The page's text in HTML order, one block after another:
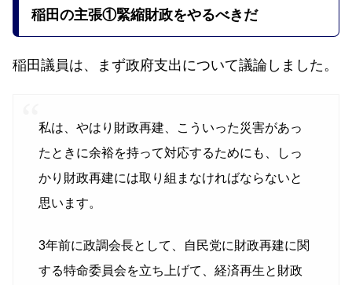
稲田の主張①緊縮財政をやるべきだ
稲田議員は、まず政府支出について議論しました。
私は、やはり財政再建、こういった災害があっ
たときに余裕を持って対応するためにも、しっ
かり財政再建には取り組まなければならないと
思います。
3年前に政調会長として、自民党に財政再建に関
する特命委員会を立ち上げて、経済再生と財政